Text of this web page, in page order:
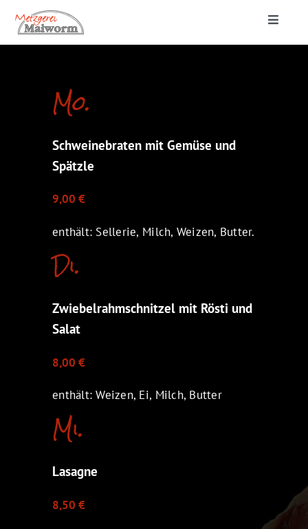
Inhalt
springen
Toggle
Lieferung & Catering
Metzgerei
Mo.
Schweinebraten mit Gemüse und
Spätzle
9,00 €
enthält: Sellerie, Milch, Weizen, Butter.
Di.
Zwiebelrahmschnitzel mit Rösti und
Salat
8,00 €
enthält: Weizen, Ei, Milch, Butter
Mi.
Lasagne
8,50 €